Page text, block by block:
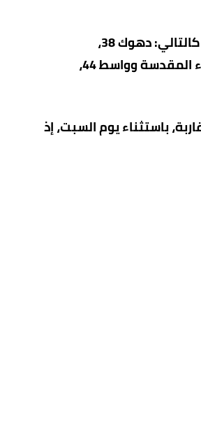
وأضاف البيان، أن "درجات الحرارة العظمى ليوم غدٍ الأربعاء في جميع محافظات العراق، كالتالي: دهوك 38،
السليمانية 40، نينوى 41، كركوك والأنبار 42، صلاح الدين وديالى وبابل 43، بغداد وكربلاء المقدسة وواسط 44،
باستثناء يوم السبت، إذ